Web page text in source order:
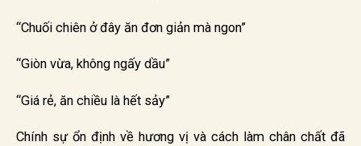
“Chuối chiên ở đây ăn đơn giản mà ngon”
“Giòn vừa, không ngấy dầu”
“Giá rẻ, ăn chiều là hết sảy”
Chính sự ổn định về hương vị và cách làm chân chất đã